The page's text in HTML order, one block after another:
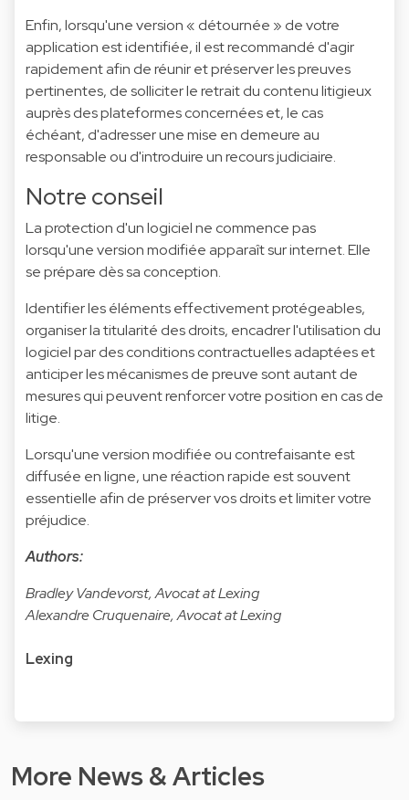
Enfin, lorsqu'une version « détournée » de votre
application est identifiée, il est recommandé d'agir
rapidement afin de réunir et préserver les preuves
pertinentes, de solliciter le retrait du contenu litigieux
auprès des plateformes concernées et, le cas
échéant, d'adresser une mise en demeure au
responsable ou d'introduire un recours judiciaire.
Notre conseil
La protection d'un logiciel ne commence pas
lorsqu'une version modifiée apparaît sur internet. Elle
se prépare dès sa conception.
Identifier les éléments effectivement protégeables,
organiser la titularité des droits, encadrer l'utilisation du
logiciel par des conditions contractuelles adaptées et
anticiper les mécanismes de preuve sont autant de
mesures qui peuvent renforcer votre position en cas de
litige.
Lorsqu'une version modifiée ou contrefaisante est
diffusée en ligne, une réaction rapide est souvent
essentielle afin de préserver vos droits et limiter votre
préjudice.
Authors:
Bradley Vandevorst, Avocat at Lexing
Alexandre Cruquenaire, Avocat at Lexing
Lexing
More News & Articles